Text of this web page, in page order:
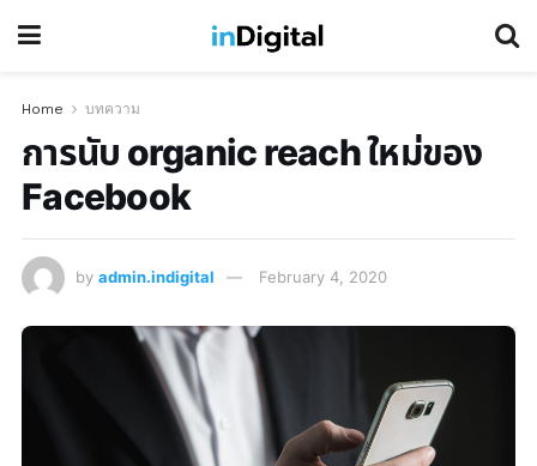
Home บทความ
การนับ organic reach ใหม่ของ
Facebook
by admin.indigital February 4, 2020